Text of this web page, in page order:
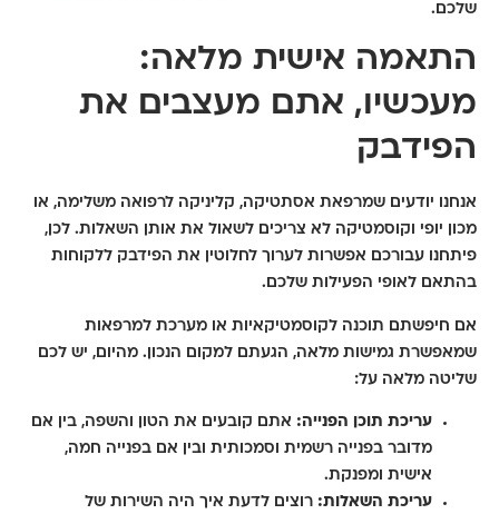
שלכם.
התאמה אישית מלאה:
מעכשיו, אתם מעצבים את
הפידבק
אנחנו יודעים שמרפאת אסתטיקה, קליניקה לרפואה משלימה, או
מכון יופי וקוסמטיקה לא צריכים לשאול את אותן השאלות. לכן,
פיתחנו עבורכם אפשרות לערוך לחלוטין את הפידבק ללקוחות
בהתאם לאופי הפעילות שלכם.
אם חיפשתם תוכנה לקוסמטיקאיות או מערכת למרפאות
שמאפשרת גמישות מלאה, הגעתם למקום הנכון. מהיום, יש לכם
שליטה מלאה על:
עריכת תוכן הפנייה: אתם קובעים את הטון והשפה, בין אם
מדובר בפנייה רשמית וסמכותית ובין אם בפנייה חמה,
אישית ומפנקת.
עריכת השאלות: רוצים לדעת איך היה השירות של